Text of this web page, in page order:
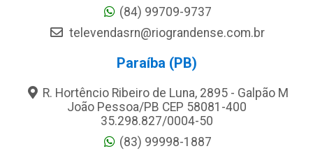
(84) 99709-9737
televendasrn@riograndense.com.br
Paraíba (PB)
R. Hortêncio Ribeiro de Luna, 2895 - Galpão M
João Pessoa/PB CEP 58081-400
35.298.827/0004-50
(83) 99998-1887